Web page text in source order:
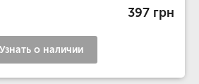
397 грн
Узнать о наличии